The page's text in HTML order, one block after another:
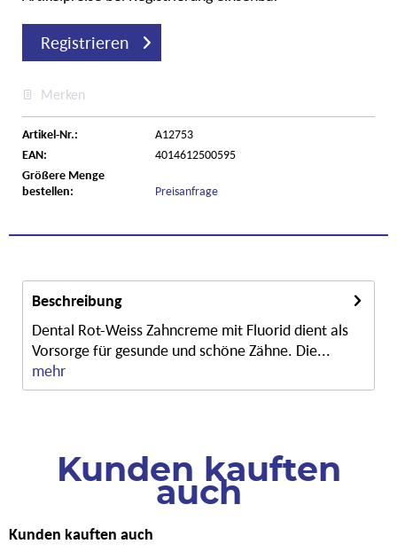
Registrieren
Merken
Artikel-Nr.:
A12753
EAN:
4014612500595
Größere Menge
bestellen:
Preisanfrage
Beschreibung
Dental Rot-Weiss Zahncreme mit Fluorid dient als
Vorsorge für gesunde und schöne Zähne. Die...
mehr
Kunden kauften
auch
Kunden kauften auch